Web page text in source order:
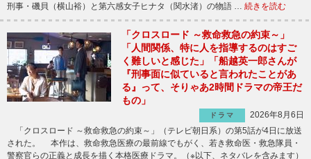
刑事・磯貝（横山裕）と第六感女子ヒナタ（関水渚）の物語 … 続きを読む
「クロスロード ～救命救急の約束～」
「人間関係、特に人を指導するのはすご
く難しいと感じた」「船越英一郎さんが
『刑事面に似ていると言われたことがあ
る』って、そりゃあ2時間ドラマの帝王だ
もの」
ドラマ
2026年8月6日
「クロスロード ～救命救急の約束～」（テレビ朝日系）の第5話が4日に放送
された。 本作は、救命救急医療の最前線でもがく、若き救命医・救急隊員・
警察官らの正義と成長を描く本格医療ドラマ。（※以下、ネタバレを含みます）